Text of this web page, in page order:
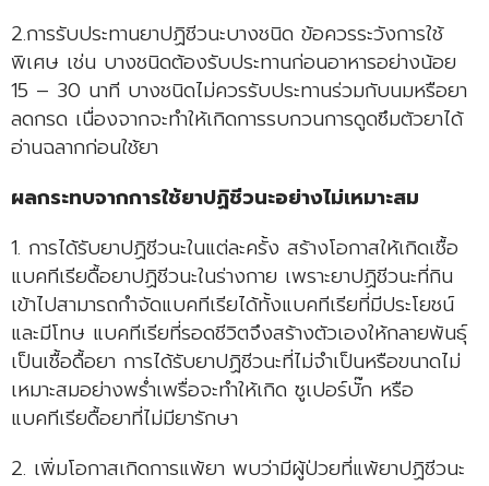
2.การรับประทานยาปฏิชีวนะบางชนิด ข้อควรระวังการใช้
พิเศษ เช่น บางชนิดต้องรับประทานก่อนอาหารอย่างน้อย
15 – 30 นาที บางชนิดไม่ควรรับประทานร่วมกับนมหรือยา
ลดกรด เนื่องจากจะทำให้เกิดการรบกวนการดูดซึมตัวยาได้
อ่านฉลากก่อนใช้ยา
ผลกระทบจากการใช้ยาปฏิชีวนะอย่างไม่เหมาะสม
1. การได้รับยาปฏิชีวนะในแต่ละครั้ง สร้างโอกาสให้เกิดเชื้อ
แบคทีเรียดื้อยาปฏิชีวนะในร่างกาย เพราะยาปฏิชีวนะที่กิน
เข้าไปสามารถกำจัดแบคทีเรียได้ทั้งแบคทีเรียที่มีประโยชน์
และมีโทษ แบคทีเรียที่รอดชีวิตจึงสร้างตัวเองให้กลายพันธุ์
เป็นเชื้อดื้อยา การได้รับยาปฏิชีวนะที่ไม่จำเป็นหรือขนาดไม่
เหมาะสมอย่างพร่ำเพรื่อจะทำให้เกิด ซูเปอร์บั๊ก หรือ
แบคทีเรียดื้อยาที่ไม่มียารักษา
2. เพิ่มโอกาสเกิดการแพ้ยา พบว่ามีผู้ป่วยที่แพ้ยาปฏิชีวนะ